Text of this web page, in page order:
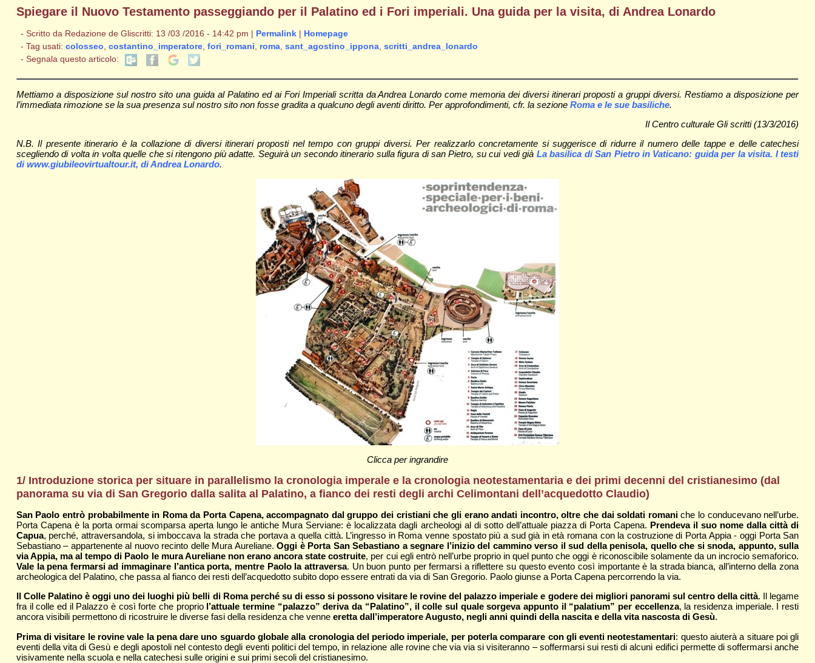
Spiegare il Nuovo Testamento passeggiando per il Palatino ed i Fori imperiali. Una guida per la visita, di Andrea Lonardo
- Scritto da Redazione de Gliscritti: 13 /03 /2016 - 14:42 pm | Permalink| Homepage
- Tag usati: colosseo costantino_imperatore, fori_romani roma, sant_agostino_ippona, scritti_andrea_lonardo
- Segnala questo articolo:
Mettiamo a disposizione sul nostro sito una guida al Palatino ed ai Fori Imperiali scritta da Andrea Lonardo come memoria dei diversi itinerari proposti a gruppi diversi. Restiamo a disposizione per
l’immediata rimozione se la sua presenza sul nostro sito non fosse gradita a qualcuno degli aventi diritto. Per approfondimenti, cfr. la sezione Roma e le sue basiliche.
Il Centro culturale Gli scritti (13/3/2016)
N.B. Il presente itinerario è la collazione di diversi itinerari proposti nel tempo con gruppi diversi. Per realizzarlo concretamente si suggerisce di ridurre il numero delle tappe e delle catechesi
scegliendo di volta in volta quelle che si ritengono più adatte. Seguirà un secondo itinerario sulla figura di san Pietro, su cui vedi già La basilica di San Pietro in Vaticano: guida per la visita. I testi
di www.giubileovirtualtour.it, di Andrea Lonardo.
Clicca per ingrandire
1/ Introduzione storica per situare in parallelismo la cronologia imperale e la cronologia neotestamentaria e dei primi decenni del cristianesimo (dal
panorama su via di San Gregorio dalla salita al Palatino, a fianco dei resti degli archi Celimontani dell’acquedotto Claudio)
San Paolo entrò probabilmente in Roma da Porta Capena, accompagnato dal gruppo dei cristiani che gli erano andati incontro, oltre che dai soldati romaniche lo conducevano nell’urbe.
Porta Capena è la porta ormai scomparsa aperta lungo le antiche Mura Serviane: è localizzata dagli archeologi al di sotto dell’attuale piazza di Porta Capena. Prendeva il suo nome dalla città di
Capua, perché, attraversandola, si imboccava la strada che portava a quella città. L’ingresso in Roma venne spostato più a sud già in età romana con la costruzione di Porta Appia - oggi Porta San
Sebastiano – appartenente al nuovo recinto delle Mura Aureliane.Oggi è Porta San Sebastiano a segnare l’inizio del cammino verso il sud della penisola, quello che si snoda, appunto, sulla
via Appia, ma al tempo di Paolo le mura Aureliane non erano ancora state costruite, per cui egli entrò nell’urbe proprio in quel punto che oggi è riconoscibile solamente da un incrocio semaforico.
Vale la pena fermarsi ad immaginare l’antica porta, mentre Paolo la attraversa. Un buon punto per fermarsi a riflettere su questo evento così importante è la strada bianca, all’interno della zona
archeologica del Palatino, che passa al fianco dei resti dell’acquedotto subito dopo essere entrati da via di San Gregorio. Paolo giunse a Porta Capena percorrendo la via.
Il Colle Palatino è oggi uno dei luoghi più belli di Roma perché su di esso si possono visitare le rovine del palazzo imperiale e godere dei migliori panorami sul centro della città. Il legame
fra il colle ed il Palazzo è così forte che proprio l’attuale termine “palazzo” deriva da “Palatino”, il colle sul quale sorgeva appunto il “palatium” per eccellenza, la residenza imperiale. I resti
ancora visibili permettono di ricostruire le diverse fasi della residenza che venne eretta dall’imperatore Augusto, negli anni quindi della nascita e della vita nascosta di Gesù.
Prima di visitare le rovine vale la pena dare uno sguardo globale alla cronologia del periodo imperiale, per poterla comparare con gli eventi neotestamentari: questo aiuterà a situare poi gli
eventi della vita di Gesù e degli apostoli nel contesto degli eventi politici del tempo, in relazione alle rovine che via via si visiteranno – soffermarsi sui resti di alcuni edifici permette di soffermarsi anche
visivamente nella scuola e nella catechesi sulle origini e sui primi secoli del cristianesimo.